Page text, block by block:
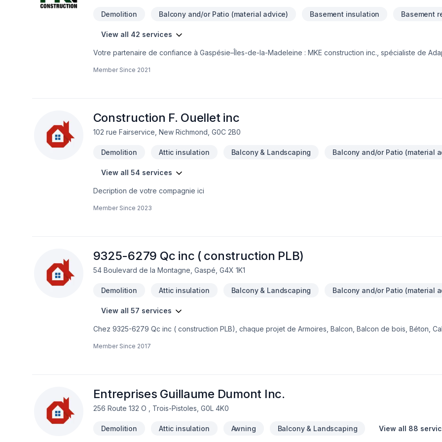
Demolition Balcony and/or Patio (material advice) Basement insulation Basement
View all 42 services
Votre partenaire de confiance à Gaspésie–Îles-de-la-Madeleine : MKE construction inc., spécialiste de
bain, Sous-sol, Toit plat, Toiture, Toiture en acier, prêt à concrétiser vos projets les plus ambitieux. Nous
Member Since 2021
Construction F. Ouellet inc
102 rue Fairservice, New Richmond, G0C 2B0
Demolition Attic insulation Balcony & Landscaping Balcony and/or Patio (material
View all 54 services
Decription de votre compagnie ici
Member Since 2023
9325-6279 Qc inc ( construction PLB)
54 Boulevard de la Montagne, Gaspé, G4X 1K1
Demolition Attic insulation Balcony & Landscaping Balcony and/or Patio (material
View all 57 services
Chez 9325-6279 Qc inc ( construction PLB), chaque projet de Armoires, Balcon, Balcon de bois, Béton,
Isolation, Isolation entre-toît, Isolation mur, Isolation sous-sol, Margelle, Meubles, Patio, Peinture, Plancher,
clients. Nous sommes impatients de collaborer avec
Member Since 2017
Entreprises Guillaume Dumont Inc.
256 Route 132 O , Trois-Pistoles, G0L 4K0
Demolition Attic insulation Awning Balcony & Landscaping View all 88